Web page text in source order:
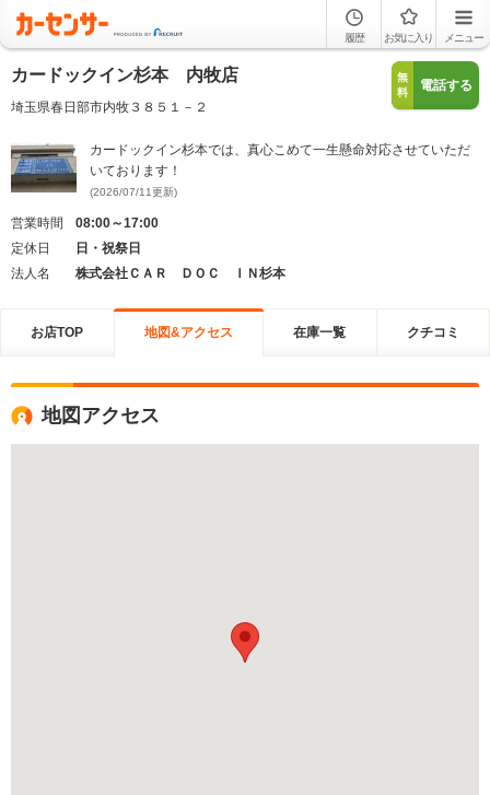
履歴 お気に入り メニュー
カードックイン杉本 内牧店
埼玉県春日部市内牧３８５１－２
無
料
電話する
カードックイン杉本では、真心こめて一生懸命対応させていただ
いております！
(2026/07/11更新)
営業時間
08:00～17:00
定休日
日・祝祭日
法人名
株式会社ＣＡＲ ＤＯＣ ＩＮ杉本
お店TOP 地図&アクセス 在庫一覧 クチコミ
地図アクセス